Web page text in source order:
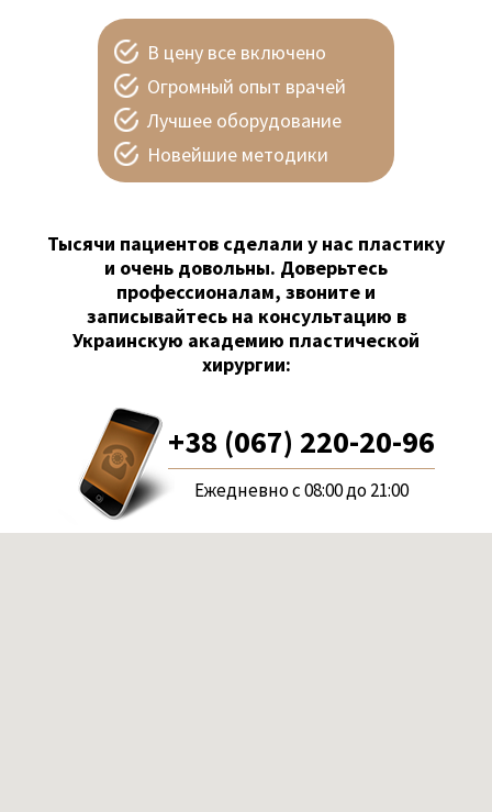
В цену все включено
Огромный опыт врачей
Лучшее оборудование
Новейшие методики
Тысячи пациентов сделали у нас пластику
и очень довольны. Доверьтесь
профессионалам, звоните и
записывайтесь на консультацию в
Украинскую академию пластической
хирургии:
+38 (067) 220-20-96
Ежедневно с 08:00 до 21:00